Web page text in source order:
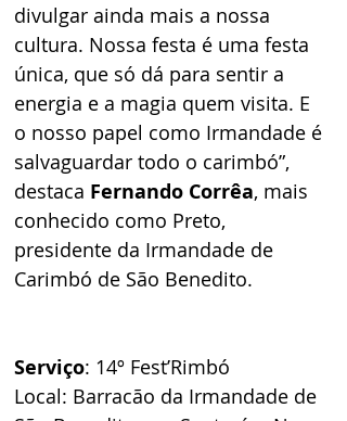
divulgar ainda mais a nossa
cultura. Nossa festa é uma festa
única, que só dá para sentir a
energia e a magia quem visita. E
o nosso papel como Irmandade é
salvaguardar todo o carimbó”,
destaca Fernando Corrêa, mais
conhecido como Preto,
presidente da Irmandade de
Carimbó de São Benedito.
Serviço: 14º Fest’Rimbó
Local: Barracão da Irmandade de